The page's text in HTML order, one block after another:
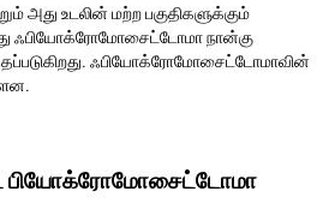
அது உடலின் மற்ற பகுதிகளுக்கும்
ஃபியோக்ரோமோசைட்டோமா நான்கு
ஃபியோக்ரோமோசைட்டோமாவின்
பியோக்ரோமோசைட்டோமா